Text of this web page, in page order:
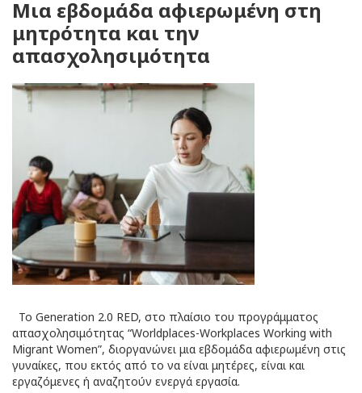
Μια εβδομάδα αφιερωμένη στη
μητρότητα και την
απασχολησιμότητα
Το Generation 2.0 RED, στο πλαίσιο του προγράμματος
απασχολησιμότητας “Worldplaces-Workplaces Working with
Migrant Women”, διοργανώνει μια εβδομάδα αφιερωμένη στις
γυναίκες, που εκτός από το να είναι μητέρες, είναι και
εργαζόμενες ή αναζητούν ενεργά εργασία.